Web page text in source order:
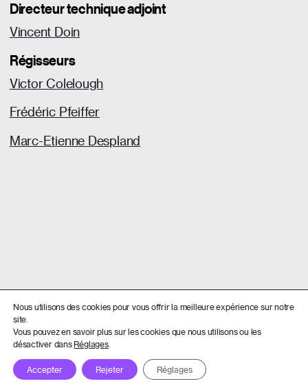
Directeur technique adjoint
Vincent Doin
Régisseurs
Victor Colelough
Frédéric Pfeiffer
Marc-Etienne Despland
Nous utilisons des cookies pour vous offrir la meilleure expérience sur notre
site.
Vous pouvez en savoir plus sur les cookies que nous utilisons ou les
désactiver dans Réglages.
Accepter Rejeter Réglages